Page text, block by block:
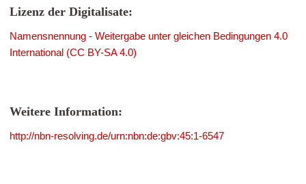
Lizenz der Digitalisate:
Namensnennung - Weitergabe unter gleichen Bedingungen 4.0
International (CC BY-SA 4.0)
Weitere Information:
http://nbn-resolving.de/urn:nbn:de:gbv:45:1-6547